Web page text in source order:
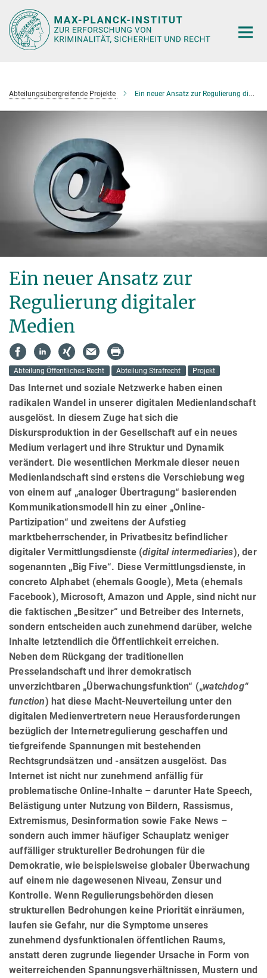
Hauptinhalt
Abteilungsübergreifende Projekte Ein neuer Ansatz zur Regulierung digitaler Medien
Ein neuer Ansatz zur
Regulierung digitaler
Medien
Abteilung Öffentliches Recht Abteilung Strafrecht Projekt
Das Internet und soziale Netzwerke haben einen
radikalen Wandel in unserer digitalen Medienlandschaft
ausge­löst. In diesem Zuge hat sich die
Diskursproduktion in der Gesellschaft auf ein neues
Medium verlagert und ihre Struktur und Dynamik
verändert. Die wesentlichen Merkmale dieser neuen
Medienlandschaft sind erstens die Verschiebung weg
von einem auf „analoger Übertragung“ basierenden
Kommunikationsmodell hin zu einer „Online-
Partizipation“ und zweitens der Aufstieg
marktbeherrschender, in Privatbesitz befindlicher
digitaler Vermittlungsdienste (digital intermediaries), der
sogenannten „Big Five“. Diese Vermittlungsdienste, in
concreto Alphabet (ehemals Google), Meta (ehemals
Facebook), Microsoft, Amazon und Apple, sind nicht nur
die faktischen „Besitzer“ und Betreiber des Internets,
sondern entscheiden auch zunehmend darüber, welche
Inhalte letztendlich die Öffentlichkeit erreichen.
Neben dem Rückgang der traditionellen
Presselandschaft und ihrer demokratisch
unverzichtbaren „Überwa­chungs­funk­tion“ („watchdog“
function) hat diese Macht-Neuverteilung unter den
digitalen Medienvertretern neue Herausforderungen
bezüglich der Internetregulierung geschaffen und
tiefgreifende Spannungen mit bestehenden
Rechtsgrundsätzen und -ansätzen ausgelöst. Das
Internet ist nicht nur zunehmend anfällig für
problematische Online-Inhalte – darunter Hate Speech,
Belästigung unter Nutzung von Bildern, Rassismus,
Extremismus, Des­infor­ma­tion sowie Fake News –
sondern auch immer häufiger Schauplatz weniger
auffälliger struktureller Be­dro­hungen für die
Demokratie, wie beispielsweise globaler Überwachung
auf einem nie dagewesenen Niveau, Zensur und
Kontrolle. Wenn Regulierungsbehörden diesen
strukturellen Bedrohungen keine Priorität einräumen,
laufen sie Gefahr, nur die Symptome unseres
zunehmend dysfunktionalen öffentlichen Raums,
anstatt deren zugrunde liegender Ursache in Form von
weiterreichenden Spannungsverhältnissen, Mustern und